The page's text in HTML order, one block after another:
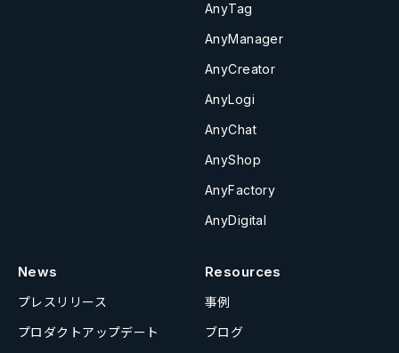
AnyTag
AnyManager
AnyCreator
AnyLogi
AnyChat
AnyShop
AnyFactory
AnyDigital
News
プレスリリース
プロダクトアップデート
Resources
事例
ブログ